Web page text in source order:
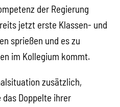
der Regierung
jetzt erste Klassen- und
sprießen und es zu
im Kollegium kommt.
zusätzlich,
Doppelte ihrer